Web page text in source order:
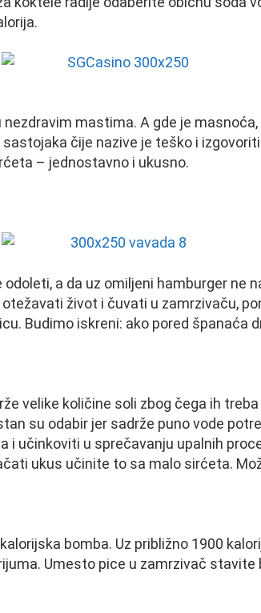
mastima. A gde je
čije nazive je teško i
– jednostavno i ukusno.
a da uz omiljeni hamburger ne
život i čuvati u zamrzivaču,
Budimo iskreni: ako pored španaća
velike količine soli zbog čega ih
su odabir jer sadrže puno vode
i učinkoviti u sprečavanju upalnih
ukus učinite to sa malo sirćeta.
bomba. Uz približno 1900
Umesto pice u zamrzivač stavite